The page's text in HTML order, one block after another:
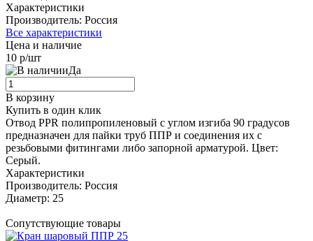
Характеристики
Производитель: Россия
Все характеристики
Цена и наличие
10 р/шт
Да
В корзину
Купить в один клик
Отвод PPR полипропиленовый с углом изгиба 90 градусов
предназначен для пайки труб ППР и соединения их с
резьбовыми фитингами либо запорной арматурой. Цвет:
Серый.
Характеристики
Производитель: Россия
Диаметр: 25
Сопутствующие товары